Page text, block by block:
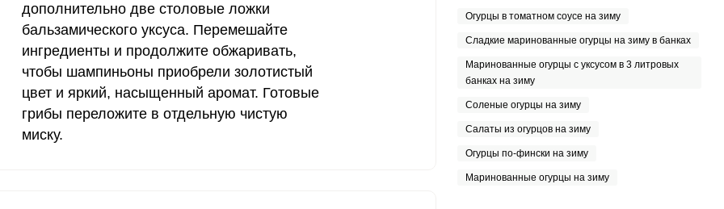
30 мкг 168.6
18 мг 1.4
150 мкг 3.4
дополнительно две столовые ложки
бальзамического уксуса. Перемешайте
ингредиенты и продолжите обжаривать,
чтобы шампиньоны приобрели золотистый
цвет и яркий, насыщенный аромат. Готовые
грибы переложите в отдельную чистую
миску.
Огурцы в томатном соусе на зиму
Сладкие маринованные огурцы на зиму в банках
Маринованные огурцы с уксусом в 3 литровых
банках на зиму
Соленые огурцы на зиму
Салаты из огурцов на зиму
Огурцы по-фински на зиму
Маринованные огурцы на зиму